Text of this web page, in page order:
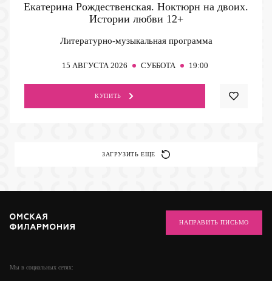
Екатерина Рождественская. Ноктюрн на двоих.
Истории любви 12+
Литературно-музыкальная программа
15 АВГУСТА 2026 СУББОТА 19:00
КУПИТЬ
ЗАГРУЗИТЬ ЕЩЕ
Мы в социальных сетях:
НАПРАВИТЬ ПИСЬМО